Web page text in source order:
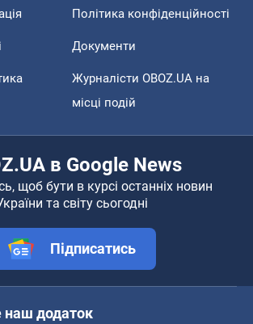
Політика конфіденційності
Документи
Журналісти OBOZ.UA на
місці подій
в Google News
щоб бути в курсі останніх новин
та світу сьогодні
Підписатись
наш додаток